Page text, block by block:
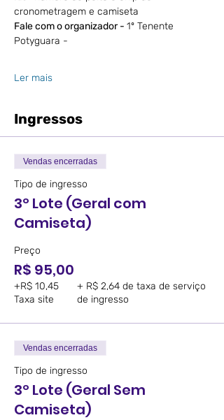
cronometragem e camiseta
Fale com o organizador - 1º Tenente
Potyguara -
Ler mais
Ingressos
Vendas encerradas
Tipo de ingresso
3º Lote (Geral com
Camiseta)
Preço
R$ 95,00
+R$ 10,45
Taxa site
+ R$ 2,64 de taxa de serviço
de ingresso
Vendas encerradas
Tipo de ingresso
3º Lote (Geral Sem
Camiseta)